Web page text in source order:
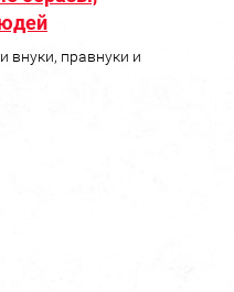
внуки, правнуки и